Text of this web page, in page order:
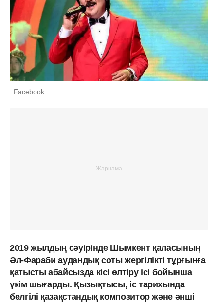
: Facebook
2019 жылдың сәуірінде Шымкент қаласының
Әл-Фараби аудандық соты жергілікті тұрғынға
қатысты абайсызда кісі өлтіру ісі бойынша
үкім шығарды. Қызықтысы, іс тарихында
белгілі қазақстандық композитор және әнші